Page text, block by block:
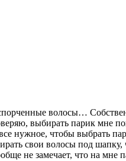
волосы…
выбирать парик мне
чтобы выбрать
свои волосы под
не замечает, что на